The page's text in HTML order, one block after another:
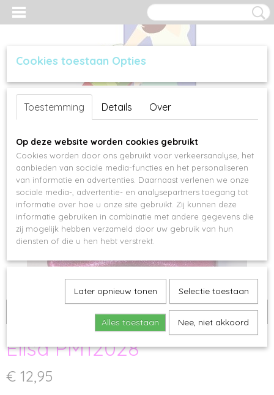
Inloggen Registreren
Niet op voorraad
Elisa PM12028
€ 12,95
Cookies toestaan Opties
Toestemming Details Over
Op deze website worden cookies gebruikt
Cookies worden door ons gebruikt voor verkeersanalyse, het
aanbieden van sociale media-functies en het personaliseren
van informatie en advertenties. Daarnaast verlenen we onze
sociale media-, advertentie- en analysepartners toegang tot
informatie over hoe u onze site gebruikt. Zij kunnen deze
informatie gebruiken in combinatie met andere gegevens die
zij mogelijk hebben verzameld door uw gebruik van hun
diensten of die u hen hebt verstrekt.
Later opnieuw tonen Selectie toestaan
Alles toestaan Nee, niet akkoord